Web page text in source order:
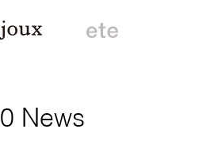
News